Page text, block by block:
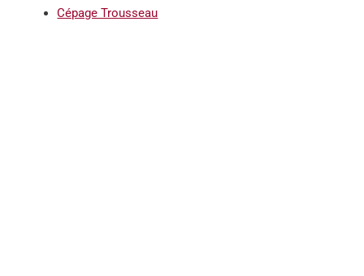
Cépage Trousseau